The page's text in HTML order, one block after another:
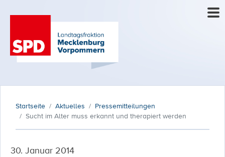
Startseite Aktuelles
Pressemitteilungen
Sucht im Alter muss erkannt und therapiert werden
30. Januar 2014